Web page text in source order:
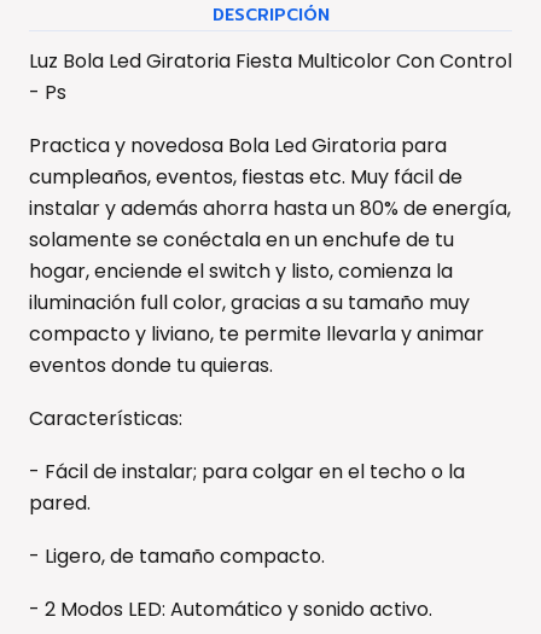
DESCRIPCIÓN
Luz Bola Led Giratoria Fiesta Multicolor Con Control
- Ps
Practica y novedosa Bola Led Giratoria para
cumpleaños, eventos, fiestas etc. Muy fácil de
instalar y además ahorra hasta un 80% de energía,
solamente se conéctala en un enchufe de tu
hogar, enciende el switch y listo, comienza la
iluminación full color, gracias a su tamaño muy
compacto y liviano, te permite llevarla y animar
eventos donde tu quieras.
Características:
- Fácil de instalar; para colgar en el techo o la
pared.
- Ligero, de tamaño compacto.
- 2 Modos LED: Automático y sonido activo.